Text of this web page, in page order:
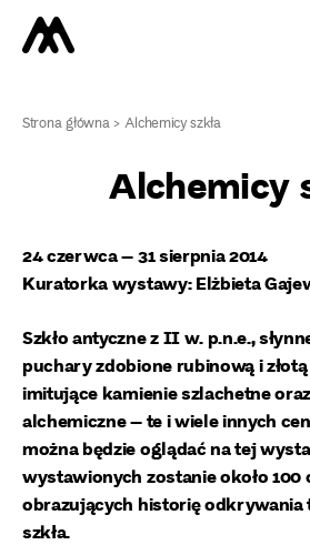
Strona główna>Alchemicy szkła
Alchemicy
24 czerwca – 31 sierpnia 2014
Kuratorka wystawy: Elżbieta
Szkło antyczne z II w. p.n.e.,
puchary zdobione rubinową i złotą
imitujące kamienie szlachetne
alchemiczne – te i wiele innych
można będzie oglądać na tej
wystawionych zostanie około
obrazujących historię
szkła.